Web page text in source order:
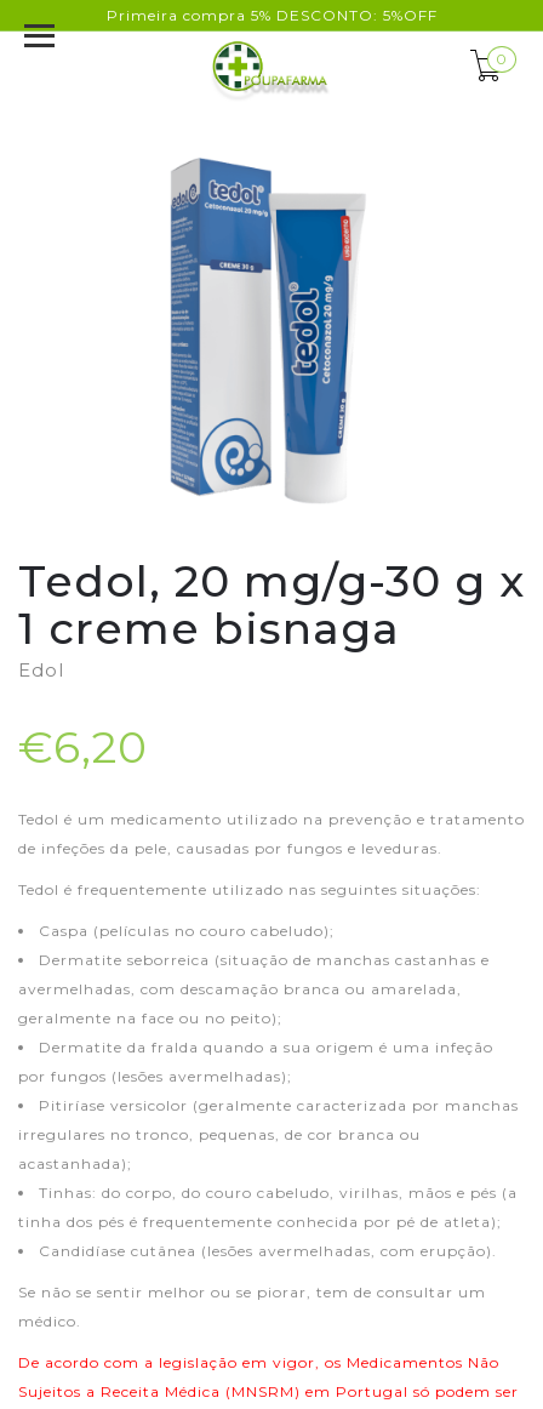
Primeira compra 5% DESCONTO: 5%OFF
0
Tedol, 20 mg/g-30 g x
1 creme bisnaga
Edol
€6,20
Tedol é um medicamento utilizado na prevenção e tratamento
de infeções da pele, causadas por fungos e leveduras.
Tedol é frequentemente utilizado nas seguintes situações:
Caspa (películas no couro cabeludo);
Dermatite seborreica (situação de manchas castanhas e
avermelhadas, com descamação branca ou amarelada,
geralmente na face ou no peito);
Dermatite da fralda quando a sua origem é uma infeção
por fungos (lesões avermelhadas);
Pitiríase versicolor (geralmente caracterizada por manchas
irregulares no tronco, pequenas, de cor branca ou
acastanhada);
Tinhas: do corpo, do couro cabeludo, virilhas, mãos e pés (a
tinha dos pés é frequentemente conhecida por pé de atleta);
Candidíase cutânea (lesões avermelhadas, com erupção).
Se não se sentir melhor ou se piorar, tem de consultar um
médico.
De acordo com a legislação em vigor, os Medicamentos Não
Sujeitos a Receita Médica (MNSRM) em Portugal só podem ser